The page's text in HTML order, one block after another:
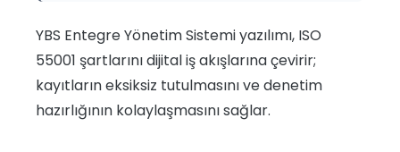
YBS Entegre Yönetim Sistemi yazılımı, ISO
55001 şartlarını dijital iş akışlarına çevirir;
kayıtların eksiksiz tutulmasını ve denetim
hazırlığının kolaylaşmasını sağlar.